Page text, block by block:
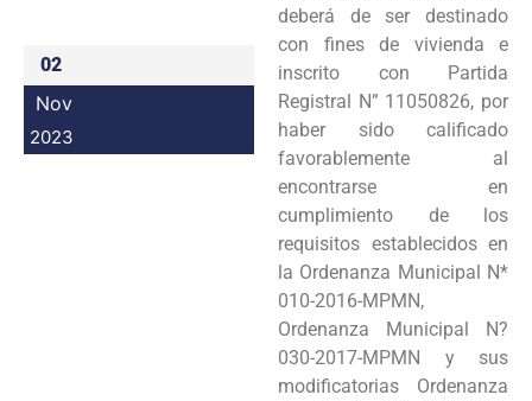
02
Nov
2023
deberá de ser destinado
con fines de vivienda e
inscrito con Partida
Registral N” 11050826, por
haber sido calificado
favorablemente al
encontrarse en
cumplimiento de los
requisitos establecidos en
la Ordenanza Municipal N*
010-2016-MPMN,
Ordenanza Municipal N?
030-2017-MPMN y sus
modificatorias Ordenanza